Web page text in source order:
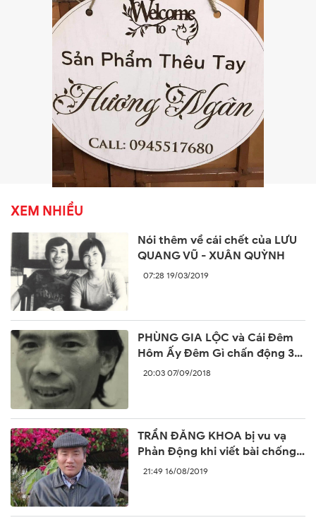
XEM NHIỀU
Nói thêm về cái chết của LƯU
QUANG VŨ - XUÂN QUỲNH
07:28 19/03/2019
PHÙNG GIA LỘC và Cái Đêm
Hôm Ấy Đêm Gì chấn động 30
năm trước
20:03 07/09/2018
TRẦN ĐĂNG KHOA bị vu vạ
Phản Động khi viết bài chống
lại sự ngang ngược của Trung
21:49 16/08/2019